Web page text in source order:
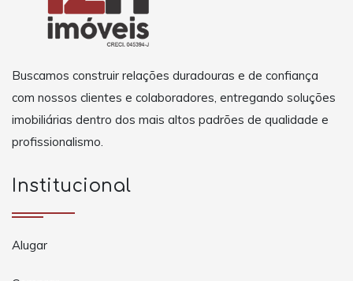
Buscamos construir relações duradouras e de confiança
com nossos clientes e colaboradores, entregando soluções
imobiliárias dentro dos mais altos padrões de qualidade e
profissionalismo.
Institucional
Alugar